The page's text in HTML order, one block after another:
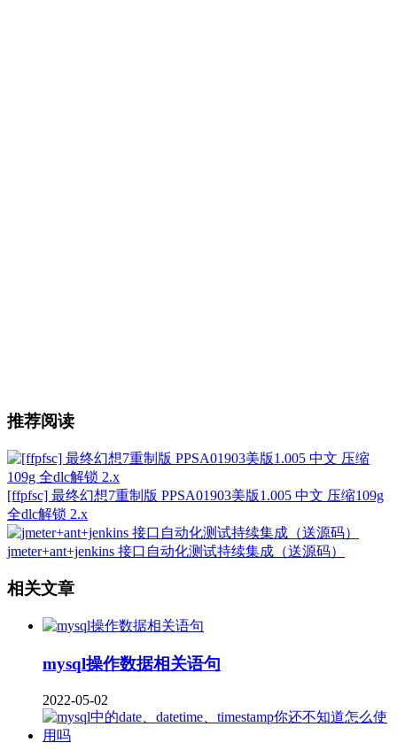
推荐阅读
[ffpfsc] 最终幻想7重制版 PPSA01903美版1.005 中文 压缩109g
全dlc解锁 2.x
jmeter+ant+jenkins 接口自动化测试持续集成（送源码）
相关文章
mysql操作数据相关语句
2022-05-02